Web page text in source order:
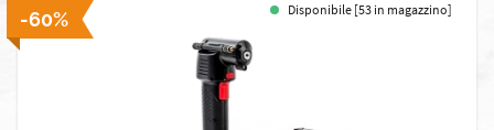
-60% Disponibile [53 in magazzino]